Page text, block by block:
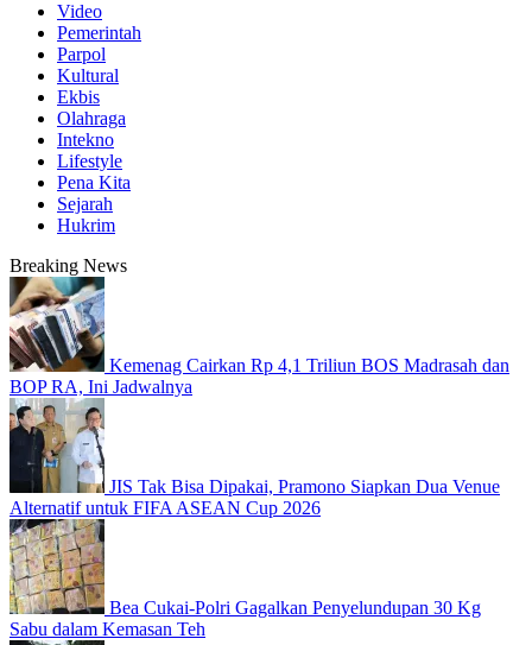
Video
Pemerintah
Parpol
Kultural
Ekbis
Olahraga
Intekno
Lifestyle
Pena Kita
Sejarah
Hukrim
Breaking News
Kemenag Cairkan Rp 4,1 Triliun BOS Madrasah dan
BOP RA, Ini Jadwalnya
JIS Tak Bisa Dipakai, Pramono Siapkan Dua Venue
Alternatif untuk FIFA ASEAN Cup 2026
Bea Cukai-Polri Gagalkan Penyelundupan 30 Kg
Sabu dalam Kemasan Teh